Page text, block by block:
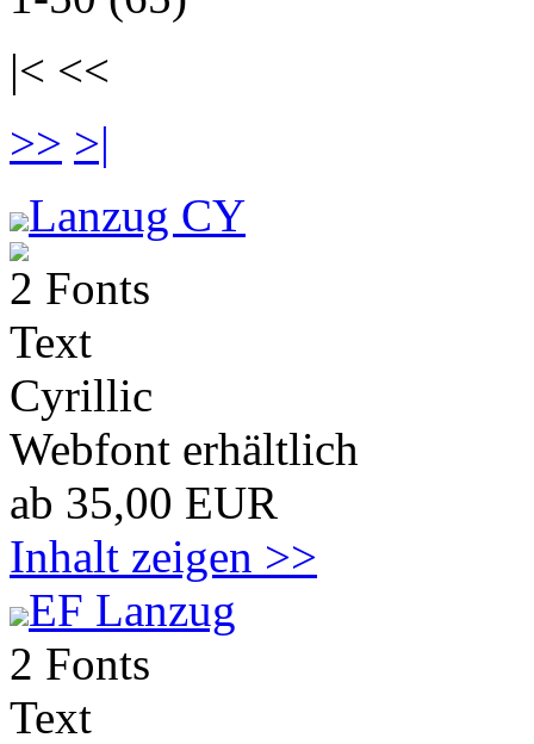
|< <<
>> >|
Lanzug CY
2 Fonts
Text
Cyrillic
Webfont erhältlich
ab 35,00 EUR
Inhalt zeigen >>
EF Lanzug
2 Fonts
Text